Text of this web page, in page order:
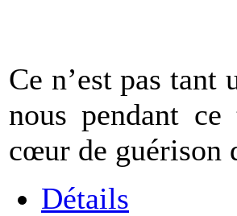
Ce n’est pas tant
nous pendant
cœur de guérison
Détails